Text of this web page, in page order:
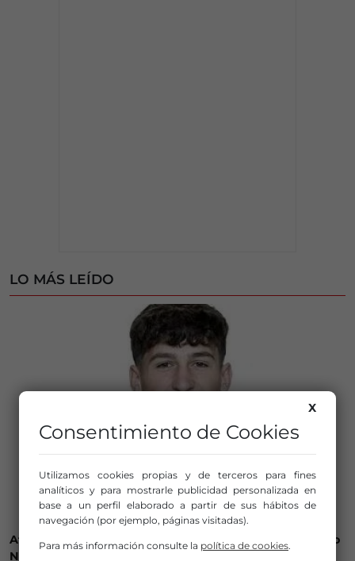
LO MÁS LEÍDO
Athletic y Osasuna se enfrentan por el fichaje de Sergio
Nuin: la RFEF decidirá el futuro del canterano
X
Consentimiento de Cookies
Utilizamos cookies propias y de terceros para fines
analíticos y para mostrarle publicidad personalizada en
base a un perfil elaborado a partir de sus hábitos de
navegación (por ejemplo, páginas visitadas).
Para más información consulte la política de cookies.